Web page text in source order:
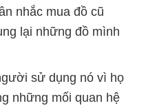
nhắc mua đồ cũ
lại những đồ mình
sử dụng nó vì họ
những mối quan hệ